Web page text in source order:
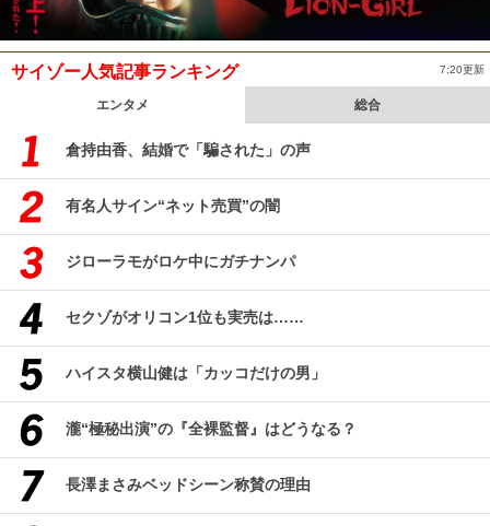
サイゾー人気記事ランキング 7:20更新
エンタメ 総合
倉持由香、結婚で「騙された」の声
有名人サイン“ネット売買”の闇
ジローラモがロケ中にガチナンパ
セクゾがオリコン1位も実売は……
ハイスタ横山健は「カッコだけの男」
瀧“極秘出演”の『全裸監督』はどうなる？
長澤まさみベッドシーン称賛の理由